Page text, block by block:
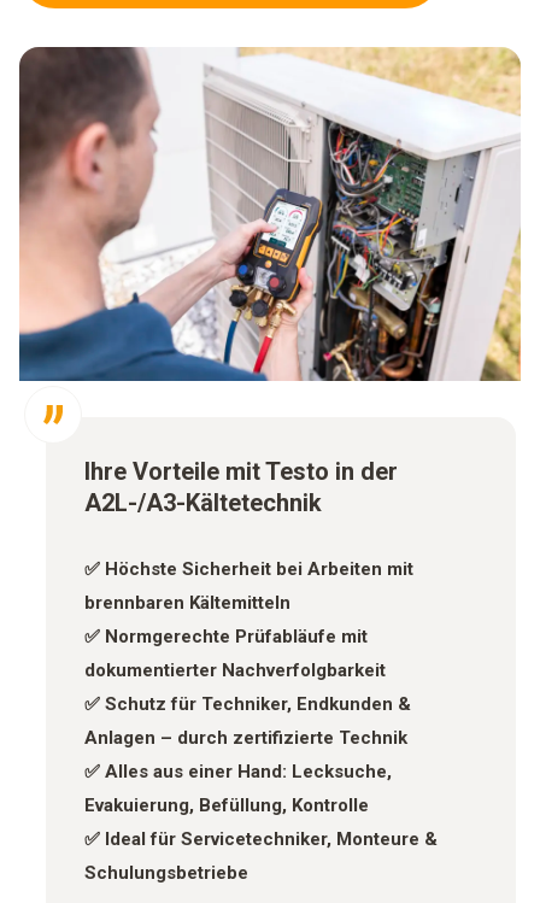
Ihre Vorteile mit Testo in der
A2L-/A3-Kältetechnik
✅ Höchste Sicherheit bei Arbeiten mit
brennbaren Kältemitteln
✅ Normgerechte Prüfabläufe mit
dokumentierter Nachverfolgbarkeit
✅ Schutz für Techniker, Endkunden &
Anlagen – durch zertifizierte Technik
✅ Alles aus einer Hand: Lecksuche,
Evakuierung, Befüllung, Kontrolle
✅ Ideal für Servicetechniker, Monteure &
Schulungsbetriebe